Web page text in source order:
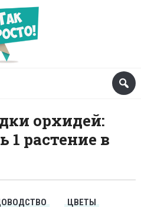
орхидей:
1 растение в
ЦВЕТЫ